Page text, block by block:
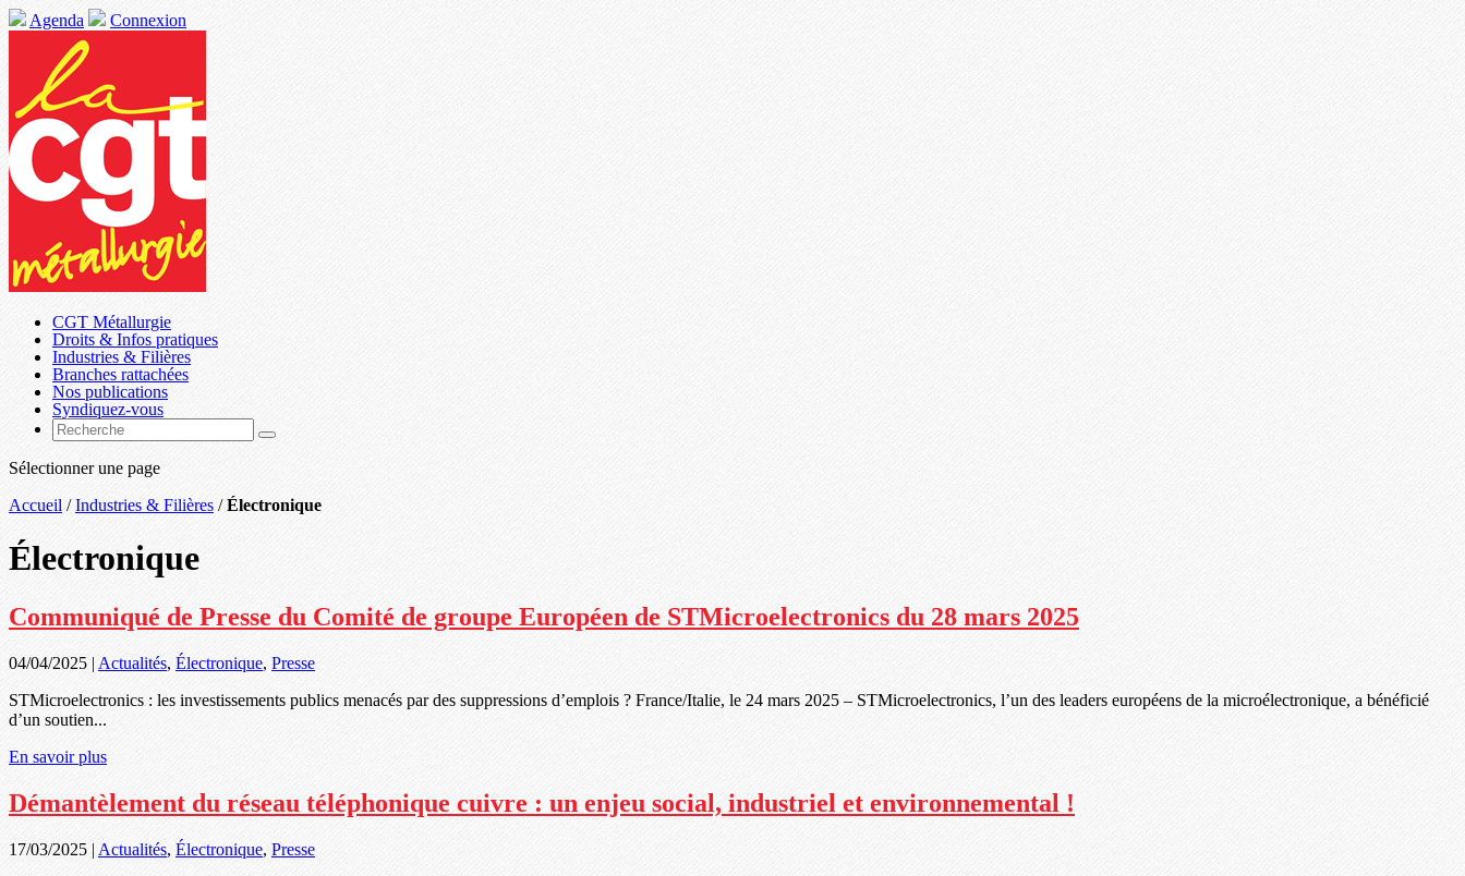
Agenda Connexion
CGT Métallurgie
Droits & Infos pratiques
Industries & Filières
Branches rattachées
Nos publications
Syndiquez-vous
Sélectionner une page
Accueil /Industries & Filières /Électronique
Électronique
Communiqué de Presse du Comité de groupe Européen de STMicroelectronics du 28 mars 2025
04/04/2025 | Actualités, Électronique, Presse
STMicroelectronics : les investissements publics menacés par des suppressions d’emplois ? France/Italie, le 24 mars 2025 – STMicroelectronics, l’un des leaders européens de la microélectronique, a bénéficié
d’un soutien...
En savoir plus
Démantèlement du réseau téléphonique cuivre : un enjeu social, industriel et environnemental !
17/03/2025 | Actualités, Électronique, Presse